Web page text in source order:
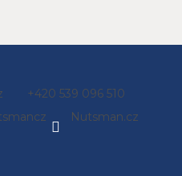
+420 539 096 510
Nutsman.cz